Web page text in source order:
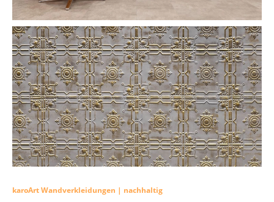
karoArt Wandverkleidungen | nachhaltig